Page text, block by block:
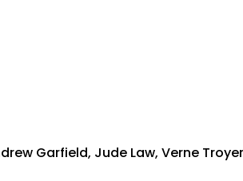
Garfield, Jude Law, Verne